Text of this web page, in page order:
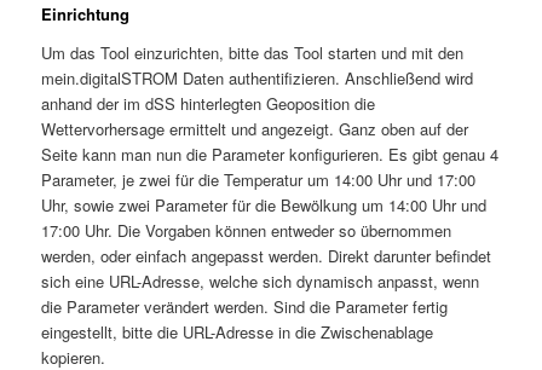
Einrichtung
Um das Tool einzurichten, bitte das Tool starten und mit den
mein.digitalSTROM Daten authentifizieren. Anschließend wird
anhand der im dSS hinterlegten Geoposition die
Wettervorhersage ermittelt und angezeigt. Ganz oben auf der
Seite kann man nun die Parameter konfigurieren. Es gibt genau 4
Parameter, je zwei für die Temperatur um 14:00 Uhr und 17:00
Uhr, sowie zwei Parameter für die Bewölkung um 14:00 Uhr und
17:00 Uhr. Die Vorgaben können entweder so übernommen
werden, oder einfach angepasst werden. Direkt darunter befindet
sich eine URL-Adresse, welche sich dynamisch anpasst, wenn
die Parameter verändert werden. Sind die Parameter fertig
eingestellt, bitte die URL-Adresse in die Zwischenablage
kopieren.